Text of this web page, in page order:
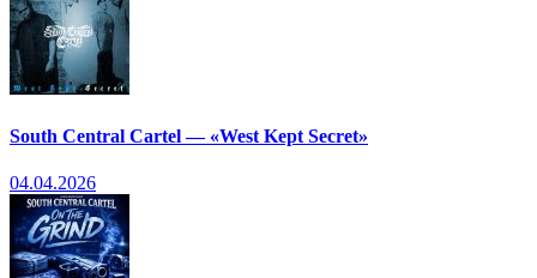
South Central Cartel — «West Kept Secret»
04.04.2026